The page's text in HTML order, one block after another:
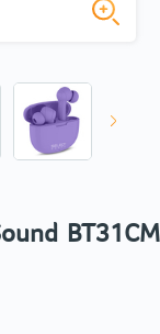
BT31CM